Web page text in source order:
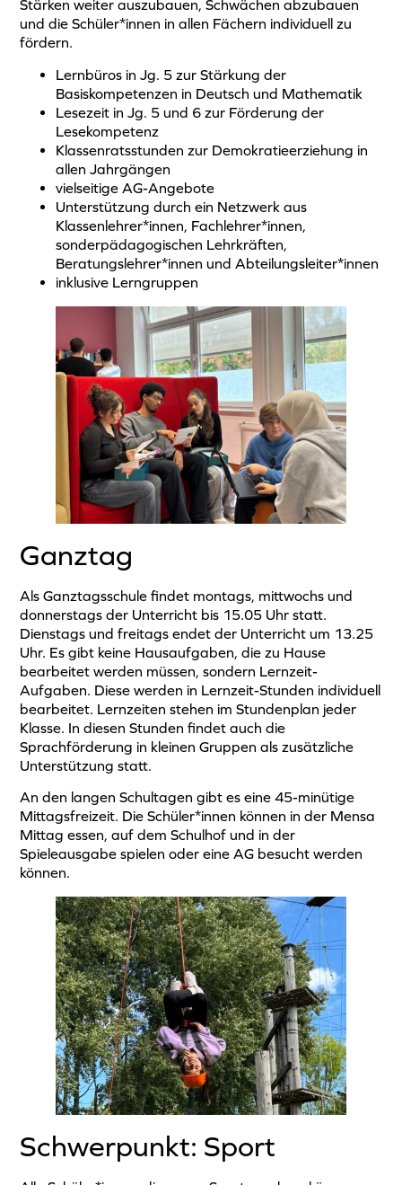
Stärken weiter auszubauen, Schwächen abzubauen
und die Schüler*innen in allen Fächern individuell zu
fördern.
Lernbüros in Jg. 5 zur Stärkung der
Basiskompetenzen in Deutsch und Mathematik
Lesezeit in Jg. 5 und 6 zur Förderung der
Lesekompetenz
Klassenratsstunden zur Demokratieerziehung in
allen Jahrgängen
vielseitige AG-Angebote
Unterstützung durch ein Netzwerk aus
Klassenlehrer*innen, Fachlehrer*innen,
sonderpädagogischen Lehrkräften,
Beratungslehrer*innen und Abteilungsleiter*innen
inklusive Lerngruppen
Ganztag
Als Ganztagsschule findet montags, mittwochs und
donnerstags der Unterricht bis 15.05 Uhr statt.
Dienstags und freitags endet der Unterricht um 13.25
Uhr. Es gibt keine Hausaufgaben, die zu Hause
bearbeitet werden müssen, sondern Lernzeit-
Aufgaben. Diese werden in Lernzeit-Stunden individuell
bearbeitet. Lernzeiten stehen im Stundenplan jeder
Klasse. In diesen Stunden findet auch die
Sprachförderung in kleinen Gruppen als zusätzliche
Unterstützung statt.
An den langen Schultagen gibt es eine 45-minütige
Mittagsfreizeit. Die Schüler*innen können in der Mensa
Mittag essen, auf dem Schulhof und in der
Spieleausgabe spielen oder eine AG besucht werden
können.
Schwerpunkt: Sport